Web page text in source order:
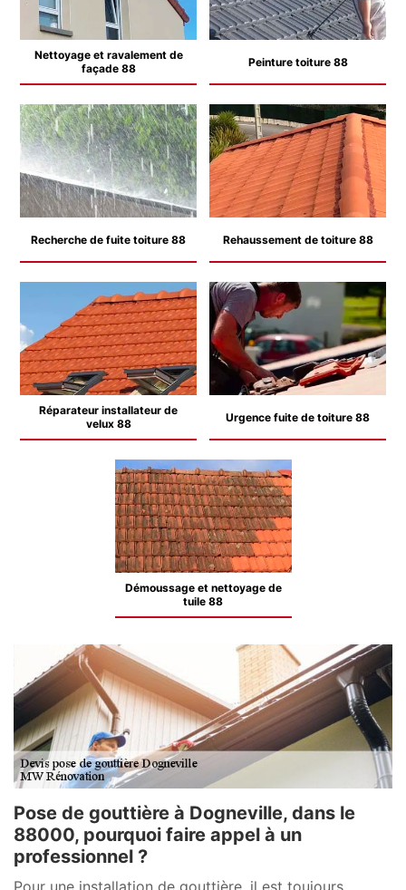
Nettoyage et ravalement de
façade 88
Peinture toiture 88
Recherche de fuite toiture 88 Rehaussement de toiture 88
Réparateur installateur de
velux 88
Urgence fuite de toiture 88
Démoussage et nettoyage de
tuile 88
Pose de gouttière à Dogneville, dans le
88000, pourquoi faire appel à un
professionnel ?
Pour une installation de gouttière, il est toujours